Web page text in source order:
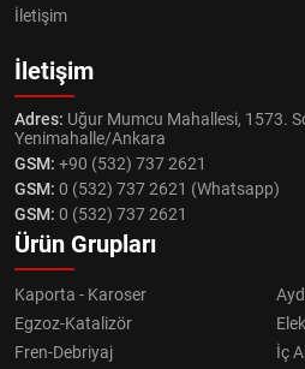
İletişim
İletişim
Adres: Uğur Mumcu Mahallesi, 1573.
Yenimahalle/Ankara
GSM: +90 (532) 737 2621
GSM: 0 (532) 737 2621 (Whatsapp)
GSM: 0 (532) 737 2621
Ürün Grupları
Kaporta - Karoser
Egzoz-Katalizör
Fren-Debriyaj
İç